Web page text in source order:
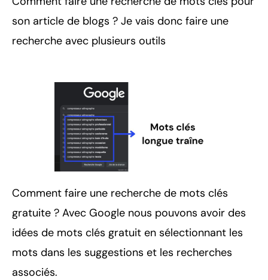
son article de blogs ? Je vais donc faire une
recherche avec plusieurs outils
Comment faire une recherche de mots clés
gratuite ? Avec Google nous pouvons avoir des
idées de mots clés gratuit en sélectionnant les
mots dans les suggestions et les recherches
associés.